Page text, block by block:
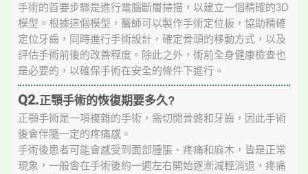
手術的首要步驟是進行電腦斷層掃描，以建立一個精確的3D
模型。根據這個模型，醫師可以製作手術定位板，協助精確
定位牙齒，同時進行手術設計，確定骨頭的移動方式，以及
評估手術前後的改善程度。除此之外，術前全身健康檢查也
是必要的，以確保手術在安全的條件下進行。
Q2.正顎手術的恢復期要多久?
正顎手術是一項複雜的手術，需切開骨骼和牙齒，因此手術
後會伴隨一定的疼痛感。
手術後患者可能會感受到面部腫脹、疼痛和麻木，皆是正常
現象，一般會在手術後約一週左右開始逐漸減輕消退，疼痛